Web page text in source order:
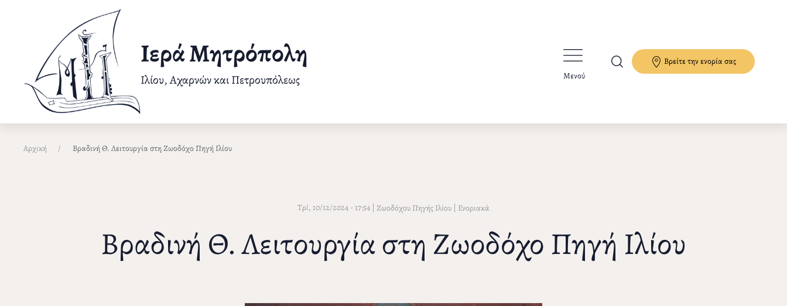
περιεχόμενο
Ιερά Μητρόπολη
Ιλίου, Αχαρνών και Πετρουπόλεως Μενού
Βρείτε την ενορία σας
Αρχική Βραδινή Θ. Λειτουργία στη Ζωοδόχο Πηγή Ιλίου
Τρί, 10/12/2024 - 17:54 | Ζωοδόχου Πηγής Ιλίου | Ενοριακά
Βραδινή Θ. Λειτουργία στη Ζωοδόχο Πηγή Ιλίου